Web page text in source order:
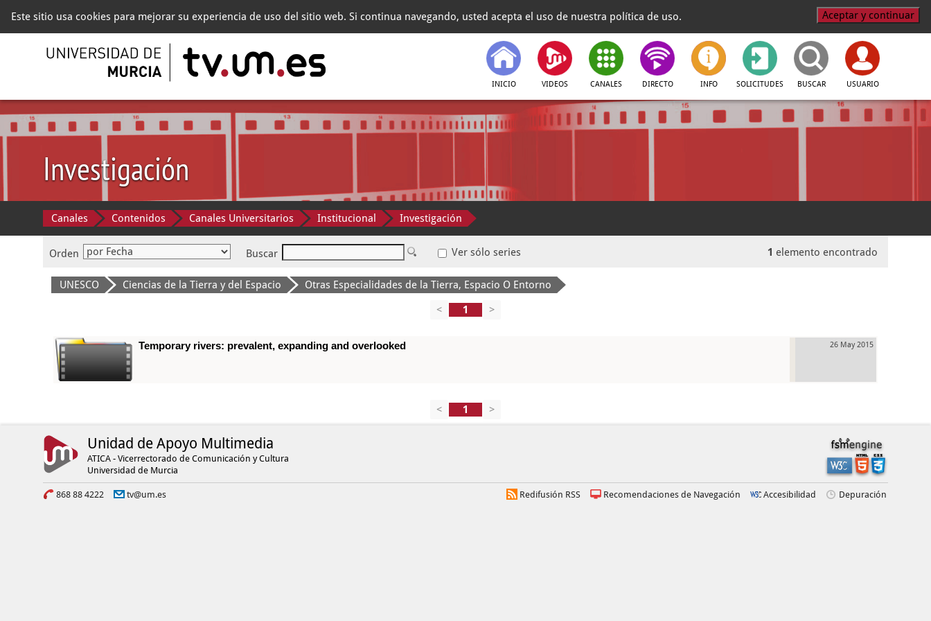
Este sitio usa cookies para mejorar su experiencia de uso del sitio web. Si continua navegando, usted acepta el uso de nuestra política de uso. Aceptar y continuar
INICIO VIDEOS CANALES DIRECTO INFO SOLICITUDES BUSCAR USUARIO
Investigación
Canales Contenidos Canales Universitarios Institucional Investigación
Orden Buscar Ver sólo series 1 elemento encontrado
UNESCO Ciencias de la Tierra y del Espacio
Otras Especialidades de la Tierra, Espacio O Entorno
<
>
26 May 2015
Temporary rivers: prevalent, expanding and overlooked
< >
Unidad de Apoyo Multimedia
ATICA - Vicerrectorado de Comunicación y Cultura
Universidad de Murcia
868 88 4222 tv@um.es Redifusión RSS Recomendaciones de Navegación Accesibilidad Depuración